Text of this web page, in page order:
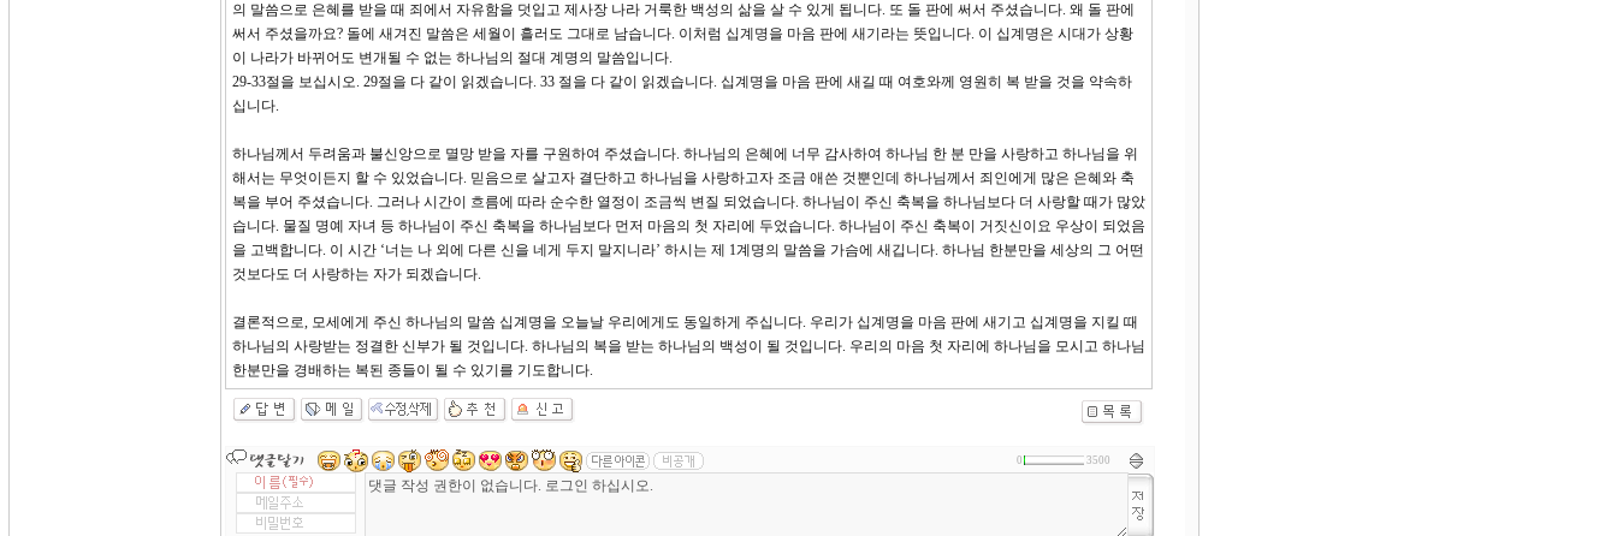
의 말씀으로 은혜를 받을 때 죄에서 자유함을 덧입고 제사장 나라 거룩한 백성의 삶을 살 수 있게 됩니다. 또 돌 판에 써서 주셨습니다. 왜 돌 판에
써서 주셨을까요? 돌에 새겨진 말씀은 세월이 흘러도 그대로 남습니다. 이처럼 십계명을 마음 판에 새기라는 뜻입니다. 이 십계명은 시대가 상황
이 나라가 바뀌어도 변개될 수 없는 하나님의 절대 계명의 말씀입니다.
29-33절을 보십시오. 29절을 다 같이 읽겠습니다. 33 절을 다 같이 읽겠습니다. 십계명을 마음 판에 새길 때 여호와께 영원히 복 받을 것을 약속하
십니다.
하나님께서 두려움과 불신앙으로 멸망 받을 자를 구원하여 주셨습니다. 하나님의 은혜에 너무 감사하여 하나님 한 분 만을 사랑하고 하나님을 위
해서는 무엇이든지 할 수 있었습니다. 믿음으로 살고자 결단하고 하나님을 사랑하고자 조금 애쓴 것뿐인데 하나님께서 죄인에게 많은 은혜와 축
복을 부어 주셨습니다. 그러나 시간이 흐름에 따라 순수한 열정이 조금씩 변질 되었습니다. 하나님이 주신 축복을 하나님보다 더 사랑할 때가 많았
습니다. 물질 명예 자녀 등 하나님이 주신 축복을 하나님보다 먼저 마음의 첫 자리에 두었습니다. 하나님이 주신 축복이 거짓신이요 우상이 되었음
을 고백합니다. 이 시간 ‘너는 나 외에 다른 신을 네게 두지 말지니라’ 하시는 제 1계명의 말씀을 가슴에 새깁니다. 하나님 한분만을 세상의 그 어떤
것보다도 더 사랑하는 자가 되겠습니다.
결론적으로, 모세에게 주신 하나님의 말씀 십계명을 오늘날 우리에게도 동일하게 주십니다. 우리가 십계명을 마음 판에 새기고 십계명을 지킬 때
하나님의 사랑받는 정결한 신부가 될 것입니다. 하나님의 복을 받는 하나님의 백성이 될 것입니다. 우리의 마음 첫 자리에 하나님을 모시고 하나님
한분만을 경배하는 복된 종들이 될 수 있기를 기도합니다.
0 3500